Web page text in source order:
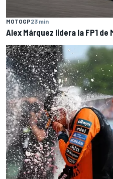
MOTOGP23 min
Alex Márquez lidera la FP1